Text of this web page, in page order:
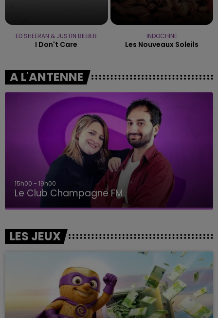
ED SHEERAN & JUSTIN BIEBER
I Don't Care
INDOCHINE
Les Nouveaux Soleils
A L'ANTENNE
15h00 - 19h00
Le Club Champagne FM
LES JEUX